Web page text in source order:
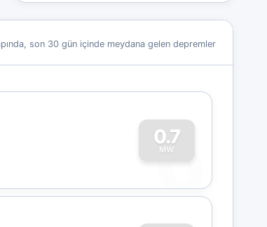
son 30 gün içinde meydana gelen depremler
0.7
MW
0